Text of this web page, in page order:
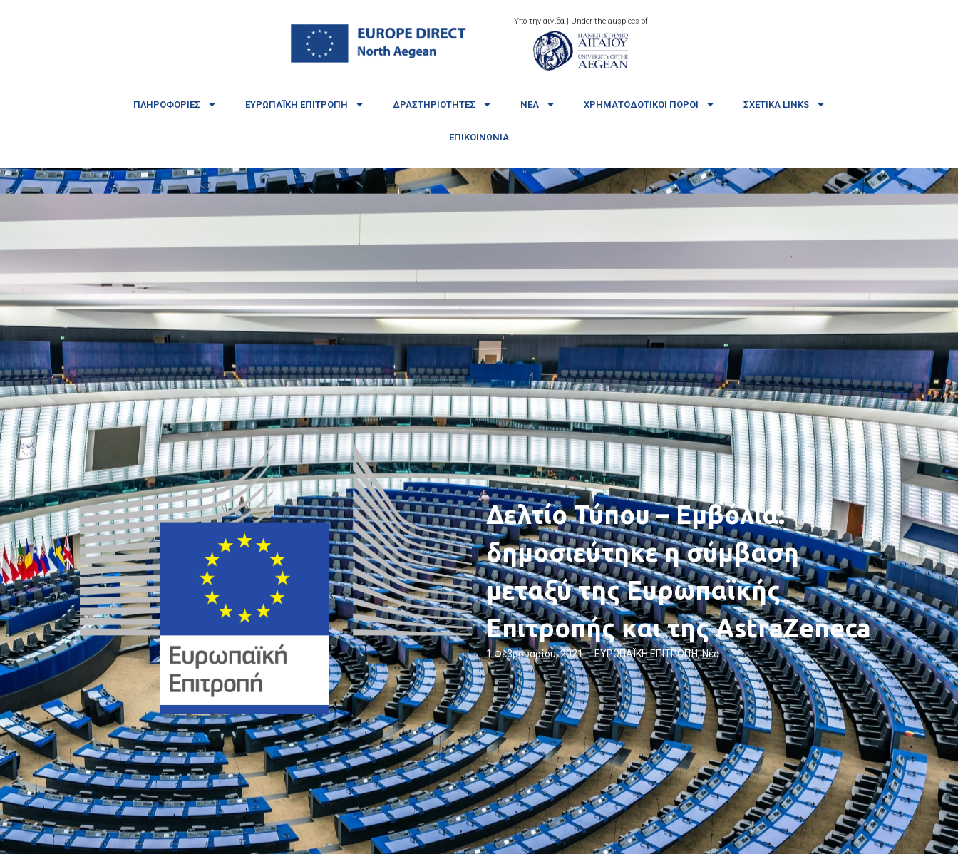
Υπό την αιγίδα | Under the auspices of
ΠΛΗΡΟΦΟΡΊΕΣ ΕΥΡΩΠΑΪΚΉ ΕΠΙΤΡΟΠΉ ΔΡΑΣΤΗΡΙΌΤΗΤΕΣ ΝΈΑ ΧΡΗΜΑΤΟΔΟΤΙΚΟΊ ΠΌΡΟΙ ΣΧΕΤΙΚΆ LINKS
ΕΠΙΚΟΙΝΩΝΊΑ
Δελτίο Τύπου – Εμβόλια:
δημοσιεύτηκε η σύμβαση
μεταξύ της Ευρωπαϊκής
Επιτροπής και της AstraZeneca
1 Φεβρουαρίου, 2021 ΕΥΡΩΠΑΪΚΗ ΕΠΙΤΡΟΠΉ,Νέα